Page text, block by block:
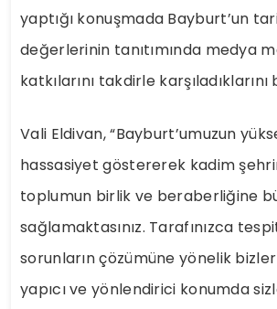
yaptığı konuşmada Bayburt’un
değerlerinin tanıtımında medya
katkılarını takdirle karşıladıklarını
Vali Eldivan, “Bayburt’umuzun
hassasiyet göstererek kadim
toplumun birlik ve beraberliğine
sağlamaktasınız. Tarafınızca
sorunların çözümüne yönelik
yapıcı ve yönlendirici konumda